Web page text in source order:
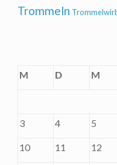
Trommeln
M D M
3 4 5
10 11 12